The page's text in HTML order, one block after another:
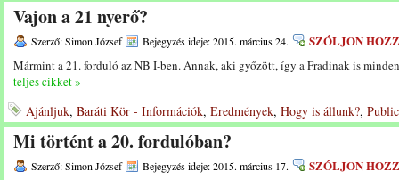
Vajon a 21 nyerő?
Szerző: Simon József Bejegyzés ideje: 2015. március 24. SZÓLJON
Mármint a 21. forduló az NB I-ben. Annak, aki győzött, így a Fradinak is
teljes cikket »
Ajánljuk, Baráti Kör - Információk, Eredmények, Hogy is állunk?,
Mi történt a 20. fordulóban?
Szerző: Simon József Bejegyzés ideje: 2015. március 17. SZÓLJON